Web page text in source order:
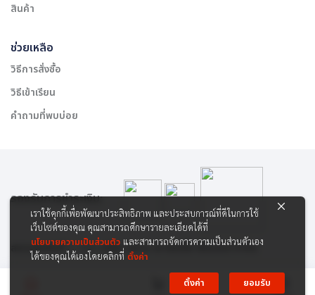
สินค้า
ช่วยเหลือ
วิธีการสั่งซื้อ
วิธีเข้าเรียน
คำถามที่พบบ่อย
สงวนลิขสิทธิ์ © 2565 บริษัท สยาม เคาเซิลลิ่ง เซ็นเตอร์ จำกัด
รองรับการชำระเงิน:
เราใช้คุกกี้เพื่อพัฒนาประสิทธิภาพ และประสบการณ์ที่ดีในการใช้
เว็บไซต์ของคุณ คุณสามารถศึกษารายละเอียดได้ที่
นโยบายความเป็นส่วนตัว และสามารถจัดการความเป็นส่วนตัวเอง
ได้ของคุณได้เองโดยคลิกที่ ตั้งค่า
ตั้งค่า
ยอมรับ